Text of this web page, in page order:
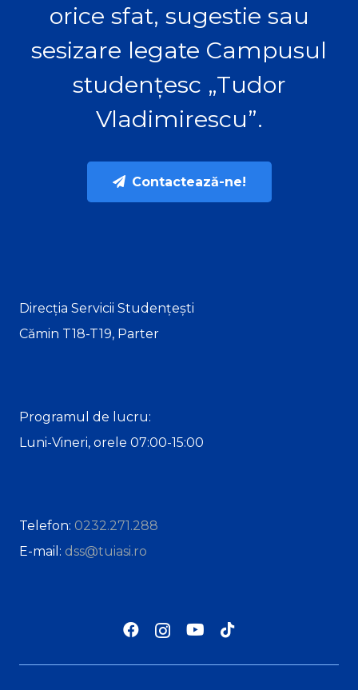
orice sfat, sugestie sau
sesizare legate Campusul
studențesc „Tudor
Vladimirescu”.
Contactează-ne!
Direcția Servicii Studențești
Cămin T18-T19, Parter
Programul de lucru:
Luni-Vineri, orele 07:00-15:00
Telefon: 0232.271.288
E-mail: dss@tuiasi.ro